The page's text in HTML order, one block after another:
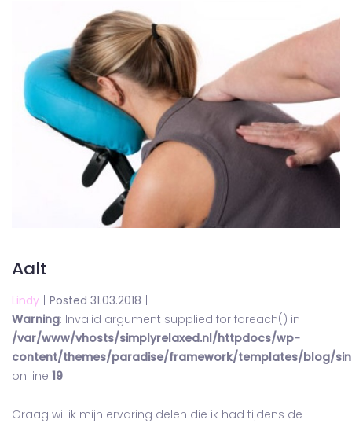
Aalt
Lindy | Posted 31.03.2018 |
Warning: Invalid argument supplied for foreach() in
/var/www/vhosts/simplyrelaxed.nl/httpdocs/wp-
content/themes/paradise/framework/templates/blog/
on line 19
Graag wil ik mijn ervaring delen die ik had tijdens de